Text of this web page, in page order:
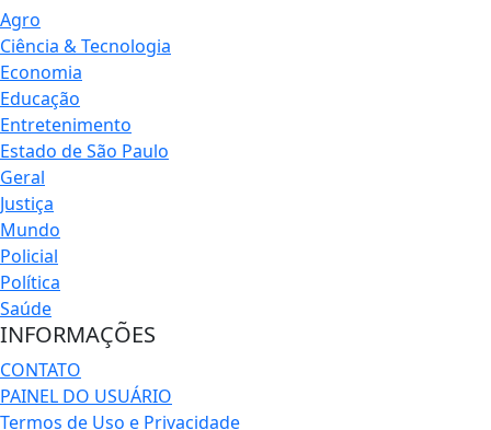
Agro
Ciência & Tecnologia
Economia
Educação
Entretenimento
Estado de São Paulo
Geral
Justiça
Mundo
Policial
Política
Saúde
INFORMAÇÕES
CONTATO
PAINEL DO USUÁRIO
Termos de Uso e Privacidade